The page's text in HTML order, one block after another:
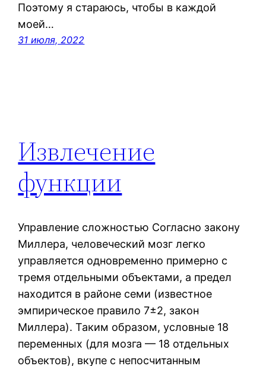
Поэтому я стараюсь, чтобы в каждой
моей…
31 июля, 2022
Извлечение
функции
Управление сложностью Согласно закону
Миллера, человеческий мозг легко
управляется одновременно примерно с
тремя отдельными объектами, а предел
находится в районе семи (известное
эмпирическое правило 7±2, закон
Миллера). Таким образом, условные 18
переменных (для мозга — 18 отдельных
объектов), вкупе с непосчитанным